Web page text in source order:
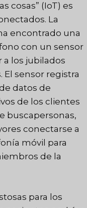
cosas” (IoT) es
La
encontrado una
con un sensor
los jubilados
sensor registra
datos de
de los clientes
buscapersonas,
conectarse a
móvil para
de la
para los